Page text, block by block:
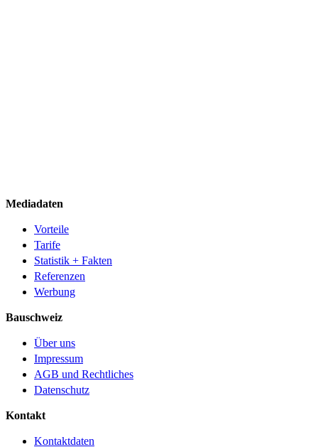
Mediadaten
Vorteile
Tarife
Statistik + Fakten
Referenzen
Werbung
Bauschweiz
Über uns
Impressum
AGB und Rechtliches
Datenschutz
Kontakt
Kontaktdaten